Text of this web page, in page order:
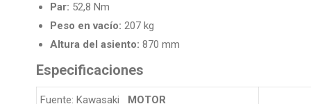
Par: 52,8 Nm
Peso en vacío: 207 kg
Altura del asiento: 870 mm
Especificaciones
Fuente: Kawasaki MOTOR